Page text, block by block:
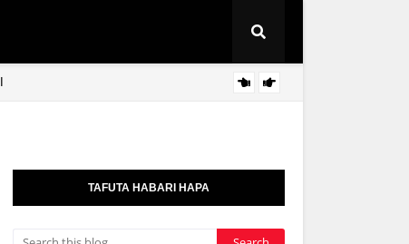
TAFUTA HABARI HAPA